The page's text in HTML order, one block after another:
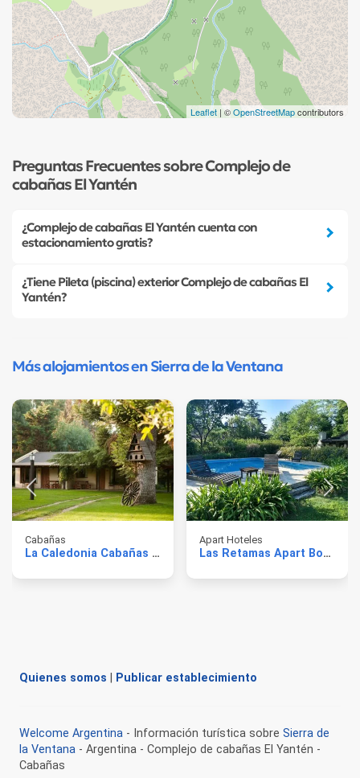
Leaflet | ©OpenStreetMapcontributors
Preguntas Frecuentes sobre Complejo de
cabañas El Yantén
¿Complejo de cabañas El Yantén cuenta con
estacionamiento gratis?
¿Tiene Pileta (piscina) exterior Complejo de cabañas El
Yantén?
Más alojamientos en Sierra de la Ventana
Cabañas
La Caledonia Cabañas Boutique
Apart Hoteles
Las Retamas Apart Boutique
Quienes somos Publicar establecimiento
Welcome Argentina - Información turística sobre Sierra de
la Ventana - Argentina - Complejo de cabañas El Yantén -
Cabañas